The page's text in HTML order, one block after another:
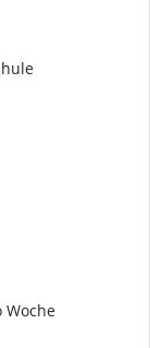
Woche